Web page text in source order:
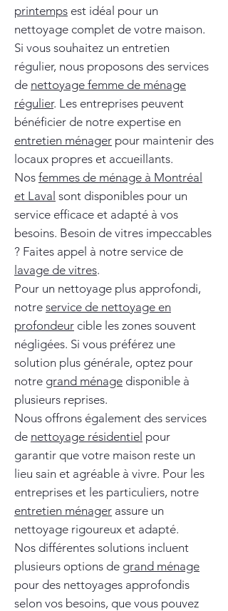
printemps est idéal pour un
nettoyage complet de votre maison.
Si vous souhaitez un entretien
régulier, nous proposons des services
de nettoyage femme de ménage
régulier. Les entreprises peuvent
bénéficier de notre expertise en
entretien ménager pour maintenir des
locaux propres et accueillants.
Nos femmes de ménage à Montréal
et Laval sont disponibles pour un
service efficace et adapté à vos
besoins. Besoin de vitres impeccables
? Faites appel à notre service de
lavage de vitres.
Pour un nettoyage plus approfondi,
notre service de nettoyage en
profondeur cible les zones souvent
négligées. Si vous préférez une
solution plus générale, optez pour
notre grand ménage disponible à
plusieurs reprises.
Nous offrons également des services
de nettoyage résidentiel pour
garantir que votre maison reste un
lieu sain et agréable à vivre. Pour les
entreprises et les particuliers, notre
entretien ménager assure un
nettoyage rigoureux et adapté.
Nos différentes solutions incluent
plusieurs options de grand ménage
pour des nettoyages approfondis
selon vos besoins, que vous pouvez